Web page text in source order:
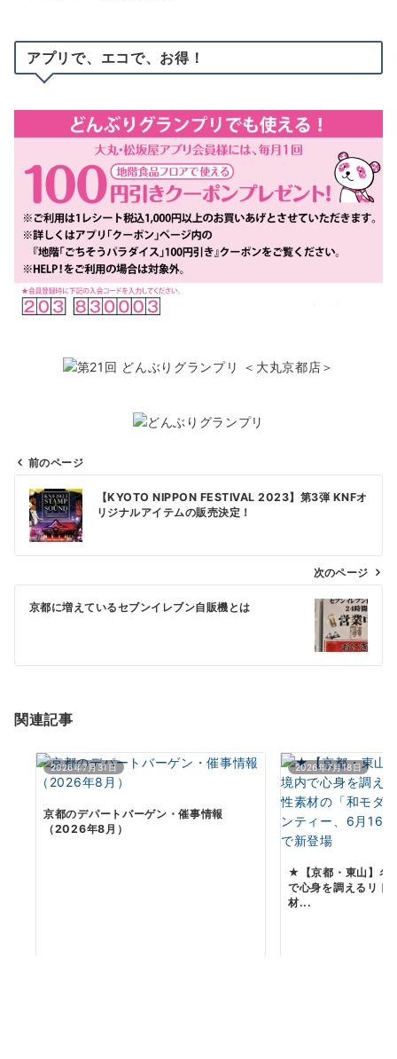
アプリで、エコで、お得！
投
稿
ナ
ゲ
ー
ョ
前のページ
【KYOTO NIPPON FESTIVAL 2023】第3弾 KNFオ
リジナルアイテムの販売決定！
次のページ
京都に増えているセブンイレブン自販機とは
関連記事
2026年7月31日
京都のデパートバーゲン・催事情報
（2026年8月）
2026年7月18日
★【京都・東山】名
で心身を調えるリト
材...